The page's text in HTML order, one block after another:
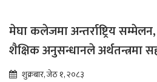
मेघा कलेजमा अन्तर्राष्ट्रिय सम्मेलन,
शैक्षिक अनुसन्धानले अर्थतन्त्रमा
पुग्ने विश्वास
शुक्रबार, जेठ १, २०८३